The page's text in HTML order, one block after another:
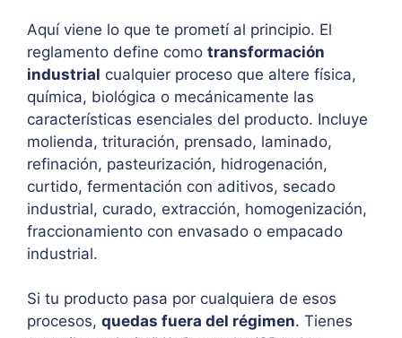
Aquí viene lo que te prometí al principio. El
reglamento define como transformación
industrial cualquier proceso que altere física,
química, biológica o mecánicamente las
características esenciales del producto. Incluye
molienda, trituración, prensado, laminado,
refinación, pasteurización, hidrogenación,
curtido, fermentación con aditivos, secado
industrial, curado, extracción, homogenización,
fraccionamiento con envasado o empacado
industrial.
Si tu producto pasa por cualquiera de esos
procesos, quedas fuera del régimen. Tienes